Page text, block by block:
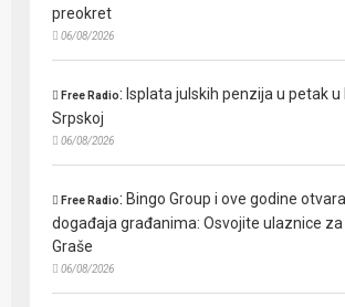
preokret
06/08/2026
Free Radio: Isplata julskih penzija u petak u
Srpskoj
06/08/2026
Free Radio: Bingo Group i ove godine
događaja građanima: Osvojite ulaznice
Graše
06/08/2026